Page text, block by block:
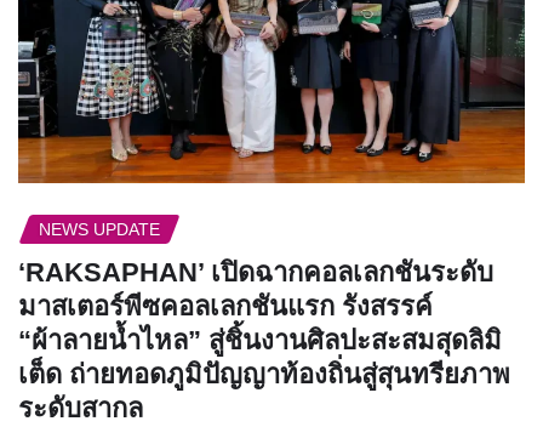
NEWS UPDATE
‘RAKSAPHAN’ เปิดฉากคอลเลกชันระดับ
มาสเตอร์พีซคอลเลกชันแรก รังสรรค์
“ผ้าลายน้ำไหล” สู่ชิ้นงานศิลปะสะสมสุดลิมิ
เต็ด ถ่ายทอดภูมิปัญญาท้องถิ่นสู่สุนทรียภาพ
ระดับสากล